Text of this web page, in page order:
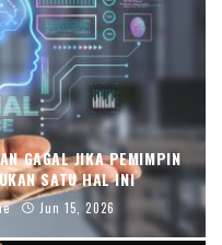
GAGAL JIKA PEMIMPIN
SATU HAL INI
Jun 15, 2026